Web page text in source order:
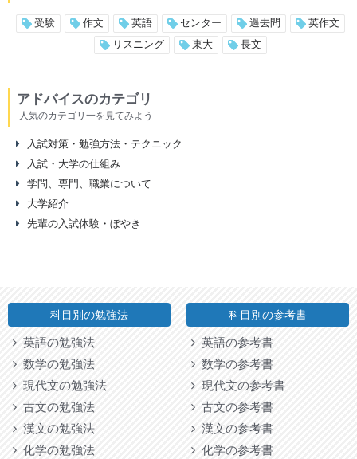
受験 作文 英語 センター 過去問
英作文
リスニング
東大 長文
アドバイスのカテゴリ
人気のカテゴリ一を見てみよう
入試対策・勉強方法・テクニック
入試・大学の仕組み
学問、専門、職業について
大学紹介
先輩の入試体験・ぼやき
科目別の勉強法
英語の勉強法
数学の勉強法
現代文の勉強法
古文の勉強法
漢文の勉強法
化学の勉強法
科目別の参考書
英語の参考書
数学の参考書
現代文の参考書
古文の参考書
漢文の参考書
化学の参考書